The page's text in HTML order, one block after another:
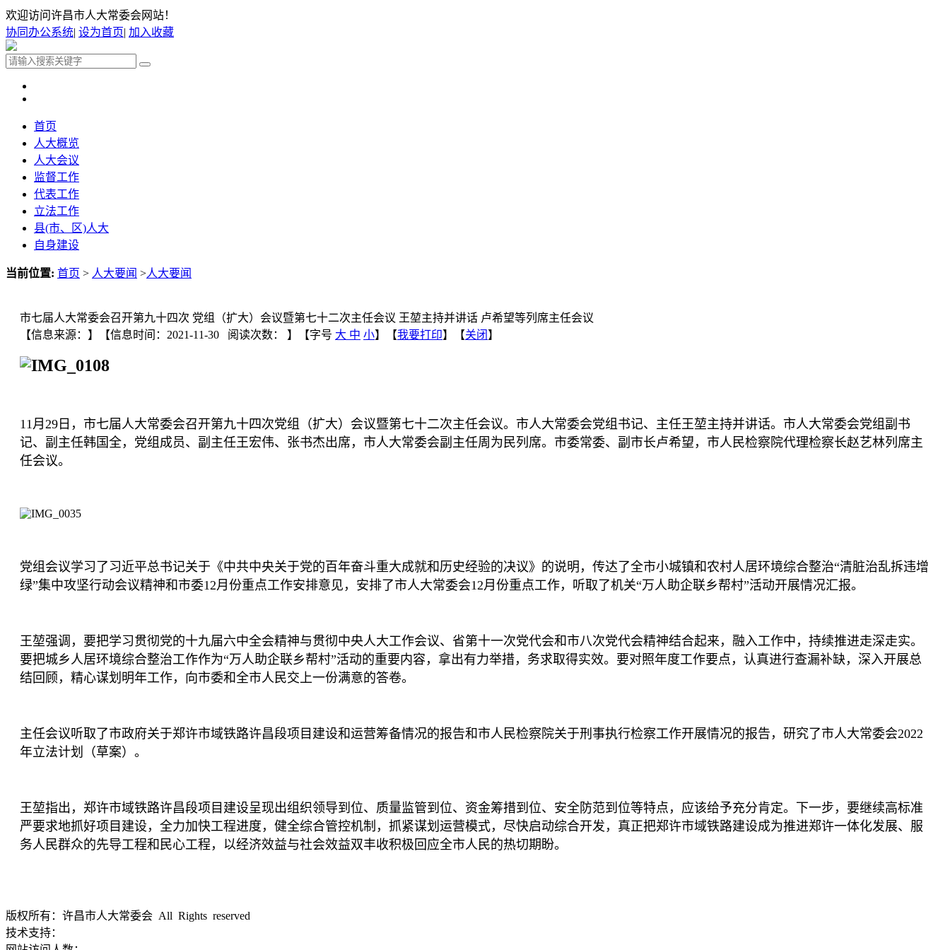
欢迎访问许昌市人大常委会网站！
协同办公系统| 设为首页| 加入收藏
首页
人大概览
人大会议
监督工作
代表工作
立法工作
县(市、区)人大
自身建设
当前位置: 首页 > 人大要闻 >人大要闻
市七届人大常委会召开第九十四次 党组（扩大）会议暨第七十二次主任会议 王堃主持并讲话 卢希望等列席主任会议
【信息来源： 】 【信息时间：2021-11-30 阅读次数： 】【字号 大 中 小】【我要打印】【关闭 】
11月29日，市七届人大常委会召开第九十四次党组（扩大）会议暨第七十二次主任会议。市人大常委会党组书记、主任王堃主持并讲话。市人大常委会党组副书
记、副主任韩国全，党组成员、副主任王宏伟、张书杰出席，市人大常委会副主任周为民列席。市委常委、副市长卢希望，市人民检察院代理检察长赵艺林列席主
任会议。
党组会议学习了习近平总书记关于《中共中央关于党的百年奋斗重大成就和历史经验的决议》的说明，传达了全市小城镇和农村人居环境综合整治“清脏治乱拆违增
绿”集中攻坚行动会议精神和市委12月份重点工作安排意见，安排了市人大常委会12月份重点工作，听取了机关“万人助企联乡帮村”活动开展情况汇报。
王堃强调，要把学习贯彻党的十九届六中全会精神与贯彻中央人大工作会议、省第十一次党代会和市八次党代会精神结合起来，融入工作中，持续推进走深走实。
要把城乡人居环境综合整治工作作为“万人助企联乡帮村”活动的重要内容，拿出有力举措，务求取得实效。要对照年度工作要点，认真进行查漏补缺，深入开展总
结回顾，精心谋划明年工作，向市委和全市人民交上一份满意的答卷。
主任会议听取了市政府关于郑许市域铁路许昌段项目建设和运营筹备情况的报告和市人民检察院关于刑事执行检察工作开展情况的报告，研究了市人大常委会2022
年立法计划（草案）。
王堃指出，郑许市域铁路许昌段项目建设呈现出组织领导到位、质量监管到位、资金筹措到位、安全防范到位等特点，应该给予充分肯定。下一步，要继续高标准
严要求地抓好项目建设，全力加快工程进度，健全综合管控机制，抓紧谋划运营模式，尽快启动综合开发，真正把郑许市域铁路建设成为推进郑许一体化发展、服
务人民群众的先导工程和民心工程，以经济效益与社会效益双丰收积极回应全市人民的热切期盼。
版权所有：许昌市人大常委会 All Rights reserved
技术支持：